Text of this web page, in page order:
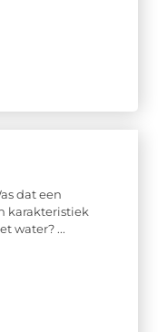
dat een
karakteristiek
water? ...